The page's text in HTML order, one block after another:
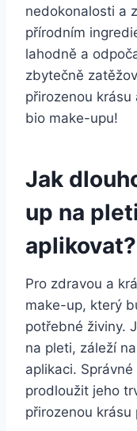
nedokonalosti a
přírodním
‌lahodně a⁢
zbytečně
přirozenou‌
bio ‍make-upu!
Jak
up na pleti
aplikovat?
Pro zdravou a
make-up, ​který
potřebné živiny.
na pleti, záleží
aplikaci.
prodloužit jeho
přirozenou krásu